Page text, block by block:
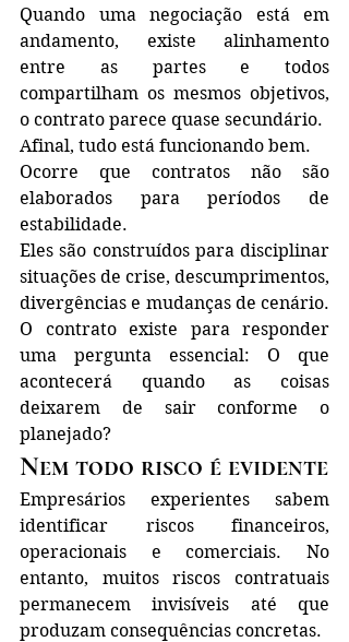
Quando uma negociação está em
andamento, existe alinhamento
entre as partes e todos
compartilham os mesmos objetivos,
o contrato parece quase secundário.
Afinal, tudo está funcionando bem.
Ocorre que contratos não são
elaborados para períodos de
estabilidade.
Eles são construídos para disciplinar
situações de crise, descumprimentos,
divergências e mudanças de cenário.
O contrato existe para responder
uma pergunta essencial: O que
acontecerá quando as coisas
deixarem de sair conforme o
planejado?
Nem todo risco é evidente
Empresários experientes sabem
identificar riscos financeiros,
operacionais e comerciais. No
entanto, muitos riscos contratuais
permanecem invisíveis até que
produzam consequências concretas.